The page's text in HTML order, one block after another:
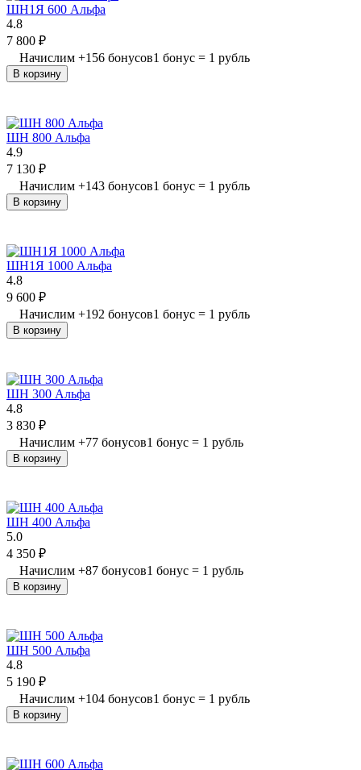
ШН1Я 600 Альфа
4.8
7 800 ₽
Начислим +156 бонусов1 бонус = 1 рубль
В корзину
ШН 800 Альфа
4.9
7 130 ₽
Начислим +143 бонусов1 бонус = 1 рубль
В корзину
ШН1Я 1000 Альфа
4.8
9 600 ₽
Начислим +192 бонусов1 бонус = 1 рубль
В корзину
ШН 300 Альфа
4.8
3 830 ₽
Начислим +77 бонусов1 бонус = 1 рубль
В корзину
ШН 400 Альфа
5.0
4 350 ₽
Начислим +87 бонусов1 бонус = 1 рубль
В корзину
ШН 500 Альфа
4.8
5 190 ₽
Начислим +104 бонусов1 бонус = 1 рубль
В корзину